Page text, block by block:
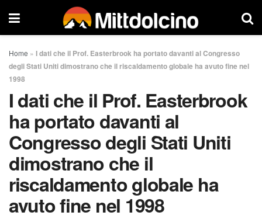
Home » I dati che il Prof. Easterbrook ha portato davanti al Congresso
degli Stati Uniti dimostrano che il riscaldamento globale ha avuto fine nel
1998
I dati che il Prof. Easterbrook
ha portato davanti al
Congresso degli Stati Uniti
dimostrano che il
riscaldamento globale ha
avuto fine nel 1998